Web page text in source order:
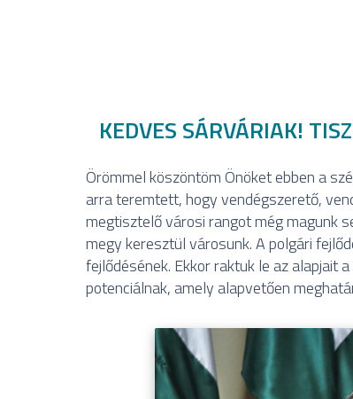
KEDVES SÁRVÁRIAK!
Örömmel köszöntöm Önöket ebben a
arra teremtett, hogy vendégszerető,
megtisztelő városi rangot még magunk
megy keresztül városunk. A polgári
fejlődésének. Ekkor raktuk le az alapjait
potenciálnak, amely alapvetően